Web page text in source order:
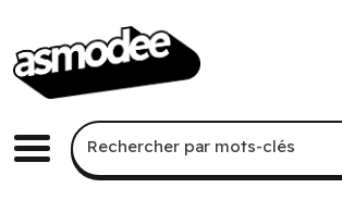
Menu
Recherche par mots-clés
Rechercher par mots-clés